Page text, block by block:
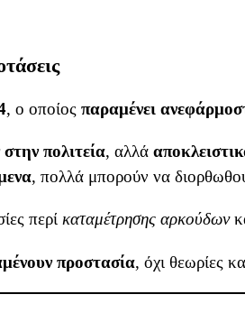
, ο οποίος παραμένει
πολιτεία, αλλά
, πολλά μπορούν να
περί καταμέτρησης αρκούδων
προστασία, όχι θεωρίες